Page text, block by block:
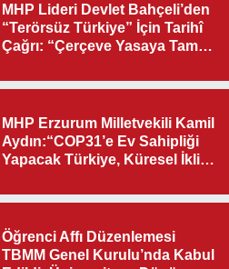
MHP Lideri Devlet Bahçeli’den
“Terörsüz Türkiye” İçin Tarihî
Çağrı: “Çerçeve Yasaya Tam
MHP Erzurum Milletvekili Kamil
Aydın:“COP31’e Ev Sahipliği
Yapacak Türkiye, Küresel İklim
Olacak"
Öğrenci Affı Düzenlemesi
TBMM Genel Kurulu’nda Kabul